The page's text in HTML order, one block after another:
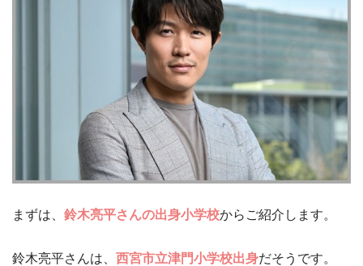
まずは、 鈴木亮平さんの出身小学校からご紹介します。
鈴木亮平さんは、 西宮市立津門小学校出身だそうです。